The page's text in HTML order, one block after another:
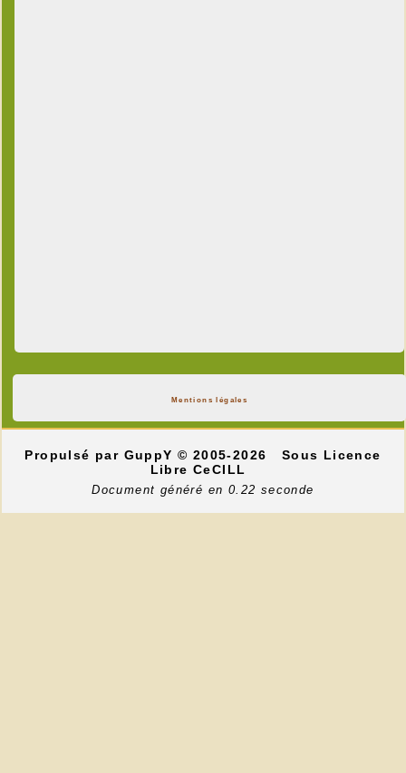
Mentions légales
Propulsé par GuppY© 2005-2026
Sous Licence
Libre CeCILL
Document généré en 0.22 seconde